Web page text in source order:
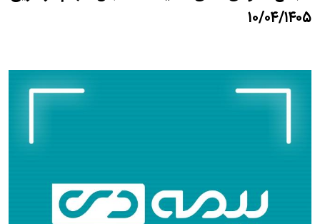
۱۰/۰۴/۱۴۰۵